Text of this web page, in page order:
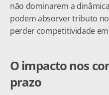
não dominarem a
podem absorver tributo
perder competitividade
O impacto nos
prazo